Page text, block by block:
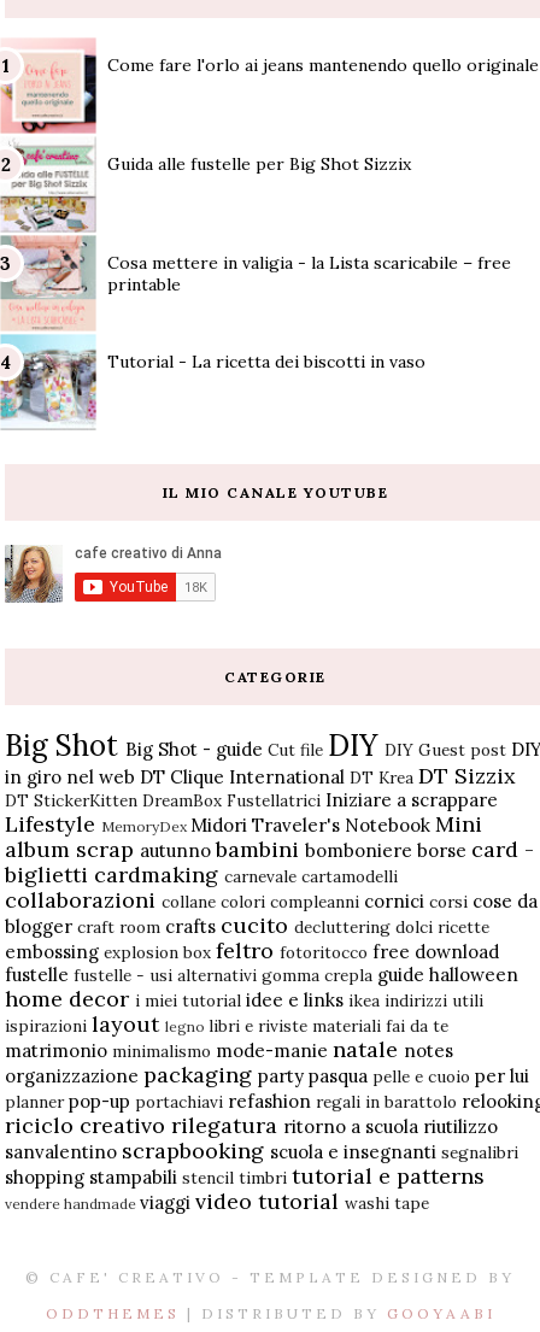
Come fare l'orlo ai jeans mantenendo quello originale
Guida alle fustelle per Big Shot Sizzix
Cosa mettere in valigia - la Lista scaricabile – free
printable
Tutorial - La ricetta dei biscotti in vaso
IL MIO CANALE YOUTUBE
CATEGORIE
Big Shot Big Shot - guide Cut file DIY DIY Guest post
in giro nel web DT Clique International DT Krea DT Sizzix
DT StickerKitten DreamBox Fustellatrici Iniziare a scrappare
Lifestyle MemoryDex Midori Traveler's Notebook Mini
album scrap autunno bambini bomboniere borse card -
biglietti cardmaking carnevale cartamodelli
collaborazioni collane colori compleanni cornici corsi cose da
blogger craft room crafts cucito decluttering dolci ricette
embossing explosion box feltro fotoritocco free download
fustelle fustelle - usi alternativi gomma crepla guide halloween
home decor i miei tutorial idee e links ikea indirizzi utili
ispirazioni layout legno libri e riviste materiali fai da te
matrimonio minimalismo mode-manie natale notes
organizzazione packaging party pasqua pelle e cuoio per lui
planner pop-up portachiavi refashion regali in barattolo
riciclo creativo rilegatura ritorno a scuola riutilizzo
sanvalentino scrapbooking scuola e insegnanti segnalibri
shopping stampabili stencil timbri tutorial e patterns
vendere handmade viaggi video tutorial washi tape
© CAFE' CREATIVO - TEMPLATE DESIGNED BY
ODDTHEMES
| DISTRIBUTED BY GOOYAABI